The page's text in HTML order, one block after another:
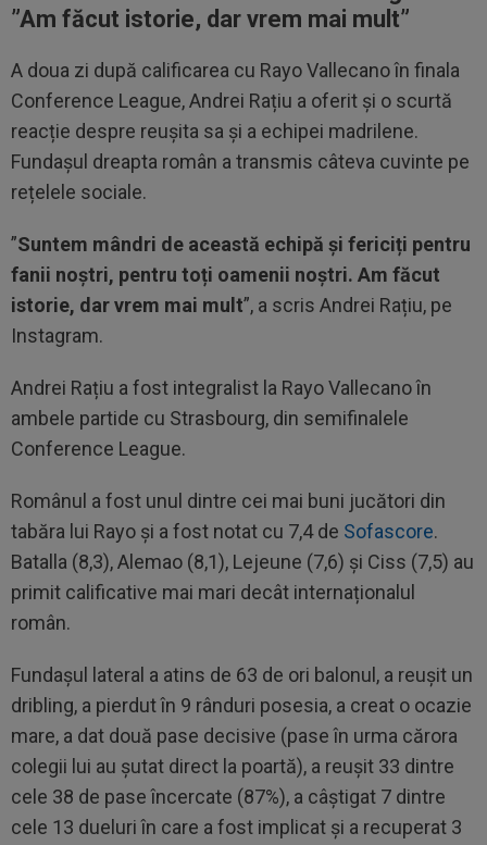
”Am făcut istorie, dar vrem mai mult”
A doua zi după calificarea cu Rayo Vallecano în finala
Conference League, Andrei Rațiu a oferit și o scurtă
reacție despre reușita sa și a echipei madrilene.
Fundașul dreapta român a transmis câteva cuvinte pe
rețelele sociale.
”Suntem mândri de această echipă și fericiți pentru
fanii noștri, pentru toți oamenii noștri. Am făcut
istorie, dar vrem mai mult”, a scris Andrei Rațiu, pe
Instagram.
Andrei Rațiu a fost integralist la Rayo Vallecano în
ambele partide cu Strasbourg, din semifinalele
Conference League.
Românul a fost unul dintre cei mai buni jucători din
tabăra lui Rayo și a fost notat cu 7,4 de Sofascore.
Batalla (8,3), Alemao (8,1), Lejeune (7,6) și Ciss (7,5) au
primit calificative mai mari decât internaționalul
român.
Fundașul lateral a atins de 63 de ori balonul, a reușit un
dribling, a pierdut în 9 rânduri posesia, a creat o ocazie
mare, a dat două pase decisive (pase în urma cărora
colegii lui au șutat direct la poartă), a reușit 33 dintre
cele 38 de pase încercate (87%), a câștigat 7 dintre
cele 13 dueluri în care a fost implicat și a recuperat 3